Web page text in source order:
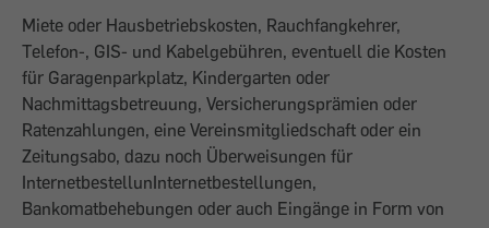
Miete oder Hausbetriebskosten, Rauchfangkehrer,
Telefon-, GIS- und Kabelgebühren, eventuell die Kosten
für Garagenparkplatz, Kindergarten oder
Nachmittagsbetreuung, Versicherungsprämien oder
Ratenzahlungen, eine Vereinsmitgliedschaft oder ein
Zeitungsabo, dazu noch Überweisungen für
InternetbestellunInternetbestellungen,
Bankomatbehebungen oder auch Eingänge in Form von